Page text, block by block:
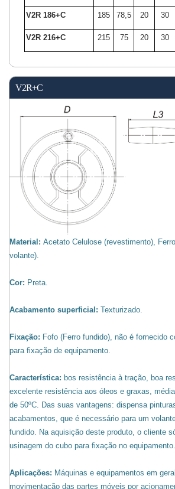
V2R 186+C 185 78,5 20 30
V2R 216+C 215 75 20 30
V2R+C
Material: Acetato Celulose (revestimento),
volante).
Cor: Preta.
Acabamento superficial: Texturizado.
Fixação: Fofo (Ferro fundido), não é fornecido
para fixação de equipamento.
Característica: bos resistência à tração, boa
excelente resistência aos óleos e graxas,
de 50ºC. Das suas vantagens: dispensa
acabamentos, que é necessário para um
fundido. Na aquisição deste produto, o cliente
usinagem do cubo para fixação no equipamento.
Aplicações: Máquinas e equipamentos em
movimentação das partes móveis por